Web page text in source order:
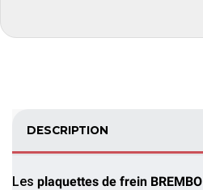
DESCRIPTION
Les plaquettes de frein BREMBO